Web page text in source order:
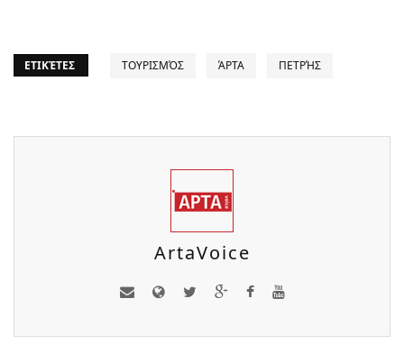
ΕΤΙΚΈΤΕΣ ΤΟΥΡΙΣΜΌΣ ΆΡΤΑ ΠΕΤΡΉΣ
ArtaVoice